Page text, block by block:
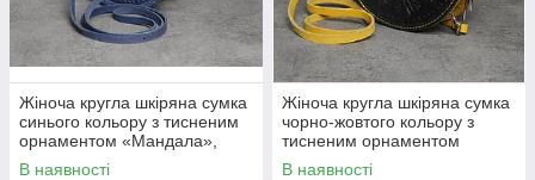
Жіноча кругла шкіряна сумка
синього кольору з тисненим
орнаментом «Мандала»,
діаметр 22 см
В наявності
Жіноча кругла шкіряна сумка
чорно-жовтого кольору з
тисненим орнаментом
«Мандала», діаметр 22 см
В наявності